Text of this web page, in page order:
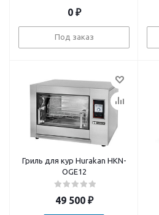
0₽
Под заказ
Гриль для кур Hurakan HKN-
OGE12
49 500₽